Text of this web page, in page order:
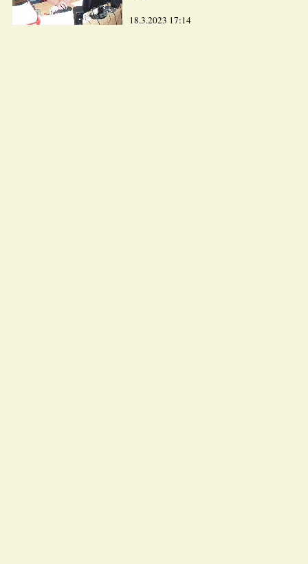
18.3.2023 17:14